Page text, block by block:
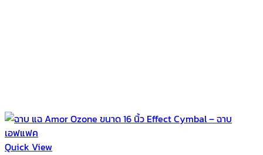
Quick View